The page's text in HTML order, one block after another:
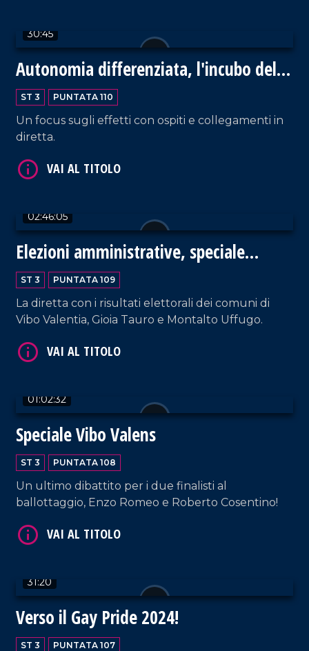
30:45
Autonomia differenziata, l'incubo della
sanità calabrese
ST 3 PUNTATA 110
Un focus sugli effetti con ospiti e collegamenti in
diretta.
02:46:05
Elezioni amministrative, speciale
ballottaggio
ST 3 PUNTATA 109
La diretta con i risultati elettorali dei comuni di
Vibo Valentia, Gioia Tauro e Montalto Uffugo.
01:02:32
Speciale Vibo Valens
ST 3 PUNTATA 108
Un ultimo dibattito per i due finalisti al
ballottaggio, Enzo Romeo e Roberto Cosentino!
VAI AL TITOLO
31:20
Verso il Gay Pride 2024!
ST 3 PUNTATA 107
VAI AL TITOLO
VAI AL TITOLO